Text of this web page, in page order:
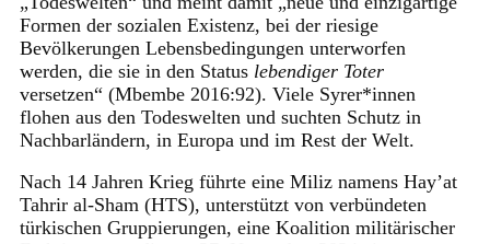
Formen der sozialen Existenz, bei der riesige
Bevölkerungen Lebensbedingungen unterworfen
werden, die sie in den Status lebendiger Toter
versetzen“ (Mbembe 2016:92). Viele Syrer*innen
flohen aus den Todeswelten und suchten Schutz in
Nachbarländern, in Europa und im Rest der Welt.
Nach 14 Jahren Krieg führte eine Miliz namens Hay’at
Tahrir al-Sham (HTS), unterstützt von verbündeten
türkischen Gruppierungen, eine Koalition militärischer